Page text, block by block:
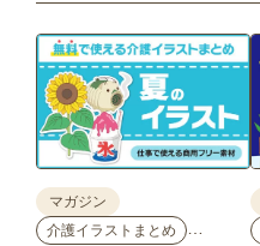
マガジン
介護イラストまとめ